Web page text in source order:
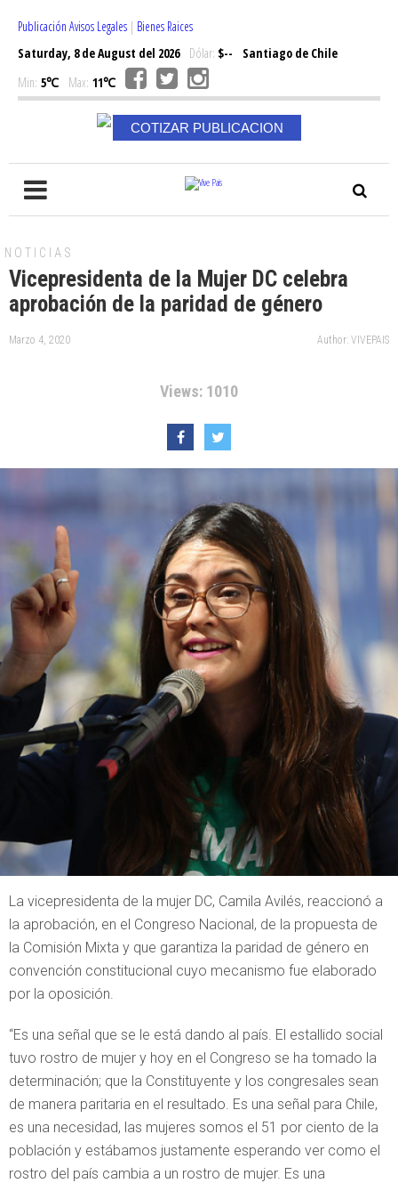
Publicación Avisos Legales | Bienes Raices
Saturday, 8 de August del 2026Dólar: $--
Santiago de Chile
Min: 5℃ Max: 11℃
COTIZAR PUBLICACION
NOTICIAS
Vicepresidenta de la Mujer DC celebra
aprobación de la paridad de género
Marzo 4, 2020 Author: VIVEPAIS
Views: 1010
La vicepresidenta de la mujer DC, Camila Avilés, reaccionó a
la aprobación, en el Congreso Nacional, de la propuesta de
la Comisión Mixta y que garantiza la paridad de género en
convención constitucional cuyo mecanismo fue elaborado
por la oposición.
“Es una señal que se le está dando al país. El estallido social
tuvo rostro de mujer y hoy en el Congreso se ha tomado la
determinación; que la Constituyente y los congresales sean
de manera paritaria en el resultado. Es una señal para Chile,
es una necesidad, las mujeres somos el 51 por ciento de la
población y estábamos justamente esperando ver como el
rostro del país cambia a un rostro de mujer. Es una